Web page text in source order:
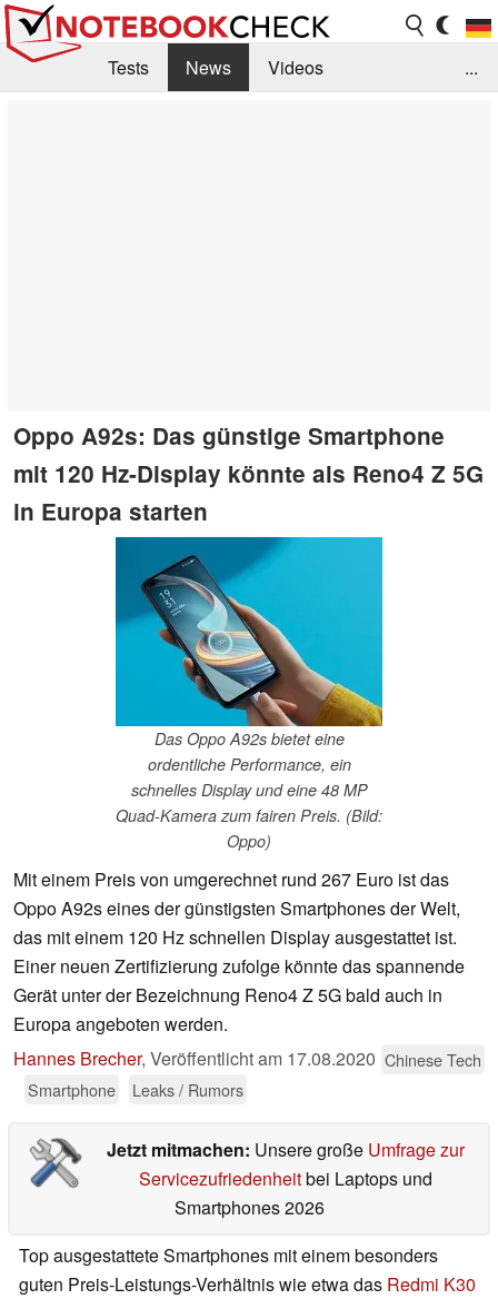
Tests News
Videos
...
Oppo A92s: Das günstige Smartphone
mit 120 Hz-Display könnte als Reno4 Z 5G
in Europa starten
Das Oppo A92s bietet eine
ordentliche Performance, ein
schnelles Display und eine 48 MP
Quad-Kamera zum fairen Preis. (Bild:
Oppo)
Mit einem Preis von umgerechnet rund 267 Euro ist das
Oppo A92s eines der günstigsten Smartphones der Welt,
das mit einem 120 Hz schnellen Display ausgestattet ist.
Einer neuen Zertifizierung zufolge könnte das spannende
Gerät unter der Bezeichnung Reno4 Z 5G bald auch in
Europa angeboten werden.
Hannes Brecher, Veröffentlicht am 17.08.2020 Chinese Tech
Smartphone
Leaks / Rumors
Jetzt mitmachen: Unsere große Umfrage zur
Servicezufriedenheitbei Laptops und
Smartphones 2026
Top ausgestattete Smartphones mit einem besonders
guten Preis-Leistungs-Verhältnis wie etwa das Redmi K30